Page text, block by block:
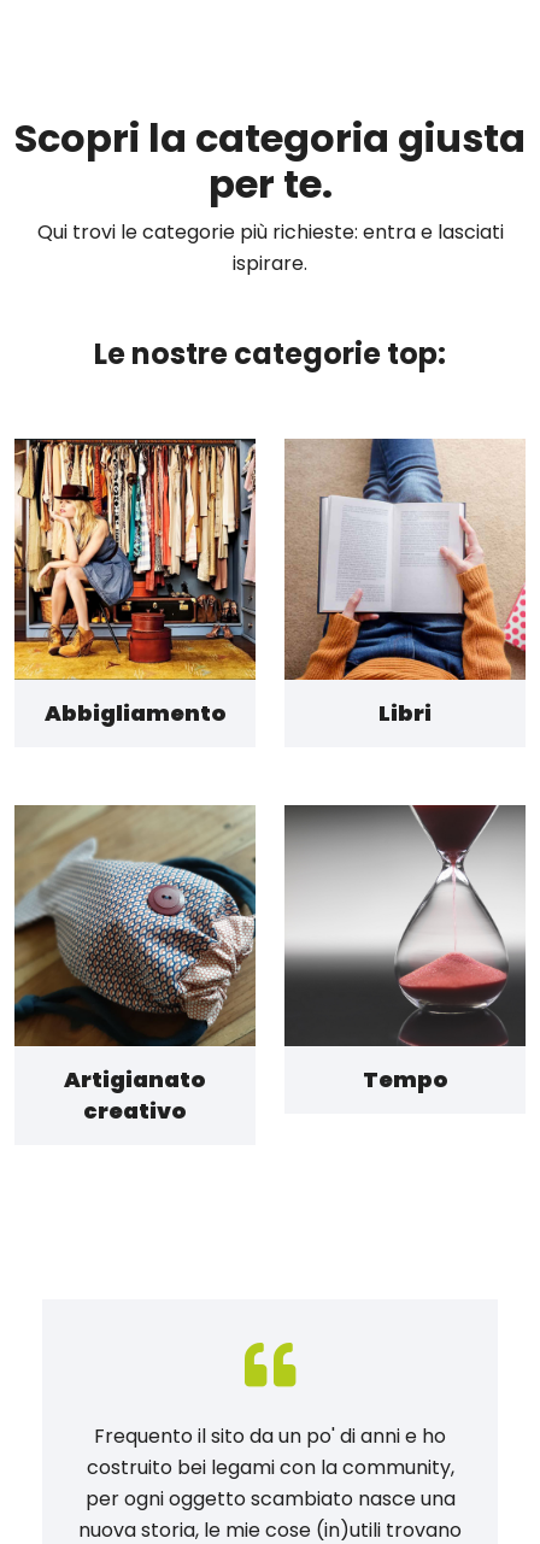
Scopri la categoria giusta
per te.
Qui trovi le categorie più richieste: entra e lasciati
ispirare.
Le nostre categorie top:
Abbigliamento Libri
Artigianato
creativo
Tempo
Frequento il sito da un po' di anni e ho
costruito bei legami con la community,
per ogni oggetto scambiato nasce una
nuova storia, le mie cose (in)utili trovano